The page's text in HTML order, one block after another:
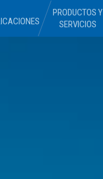
PRODUCTOS Y
SERVICIOS